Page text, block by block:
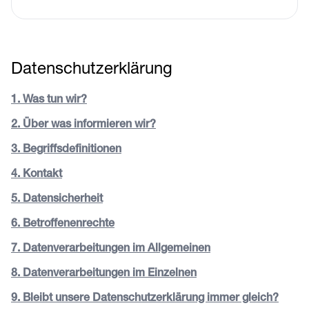
Datenschutzerklärung
1. Was tun wir?
2. Über was informieren wir?
3. Begriffsdefinitionen
4. Kontakt
5. Datensicherheit
6. Betroffenenrechte
7. Datenverarbeitungen im Allgemeinen
8. Datenverarbeitungen im Einzelnen
9. Bleibt unsere Datenschutzerklärung immer gleich?